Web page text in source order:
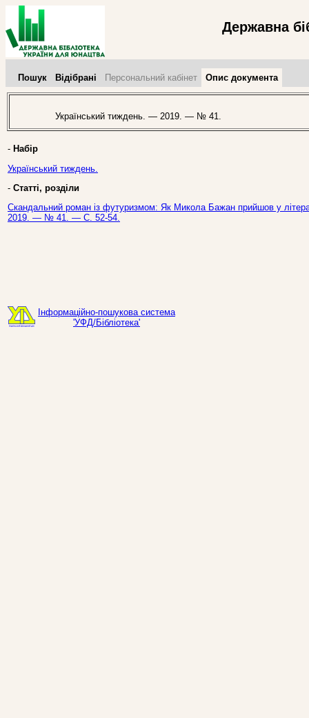
Державна
Пошук Відібрані Персональний кабінет Опис документа
Український тиждень. — 2019. — № 41.
- Набір
Український тиждень.
- Статті, розділи
Скандальний роман із футуризмом: Як Микола Бажан прийшов у
2019. — № 41. — С. 52-54.
Інформаційно-пошукова система
'УФД/Бібліотека'